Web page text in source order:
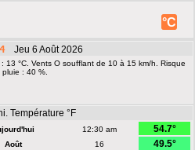
°C
Jeu 6 Août 2026
13 °C. Vents O soufflant de 10 à 15 km/h. Risque
pluie : 40 %.
Température °F
12:30 am
54.7°
Août 16
49.5°